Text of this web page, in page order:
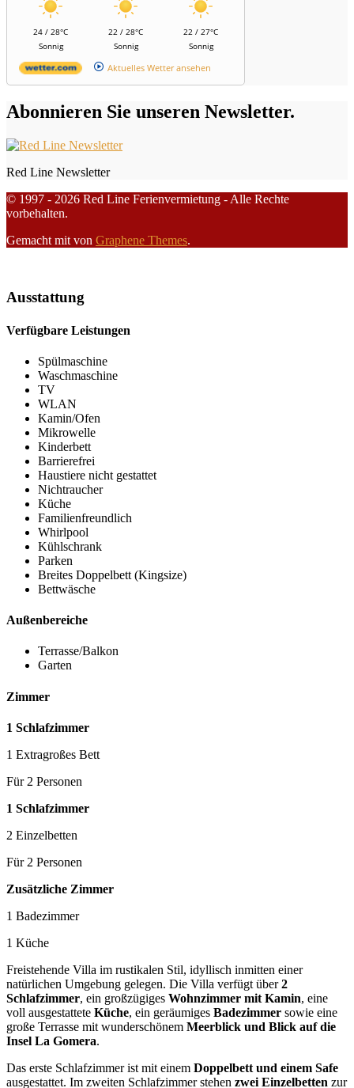
24 / 28°C
Sonnig
22 / 28°C
Sonnig
22 / 27°C
Sonnig
Aktuelles Wetter ansehen
Abonnieren Sie unseren Newsletter.
Red Line Newsletter
© 1997 - 2026 Red Line Ferienvermietung - Alle Rechte
vorbehalten.
Gemacht mit von Graphene Themes.
Ausstattung
Verfügbare Leistungen
Spülmaschine
Waschmaschine
TV
WLAN
Kamin/Ofen
Mikrowelle
Kinderbett
Barrierefrei
Haustiere nicht gestattet
Nichtraucher
Küche
Familienfreundlich
Whirlpool
Kühlschrank
Parken
Breites Doppelbett (Kingsize)
Bettwäsche
Außenbereiche
Terrasse/Balkon
Garten
Zimmer
1 Schlafzimmer
1 Extragroßes Bett
Für 2 Personen
1 Schlafzimmer
2 Einzelbetten
Für 2 Personen
Zusätzliche Zimmer
1 Badezimmer
1 Küche
Freistehende Villa im rustikalen Stil, idyllisch inmitten einer
natürlichen Umgebung gelegen. Die Villa verfügt über2
Schlafzimmer, ein großzügiges Wohnzimmer mit Kamin, eine
voll ausgestattete Küche, ein geräumiges Badezimmer sowie eine
große Terrasse mit wunderschönem Meerblick und Blick auf die
Insel La Gomera.
Das erste Schlafzimmer ist mit einem Doppelbett und einem Safe
ausgestattet. Im zweiten Schlafzimmer stehen zwei Einzelbetten zur